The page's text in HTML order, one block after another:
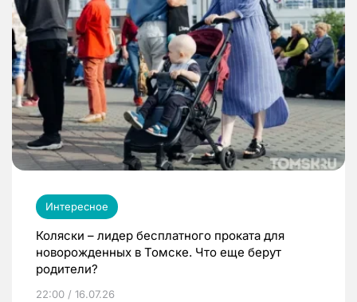
Интересное
Коляски – лидер бесплатного проката для
новорожденных в Томске. Что еще берут
родители?
22:00 / 16.07.26